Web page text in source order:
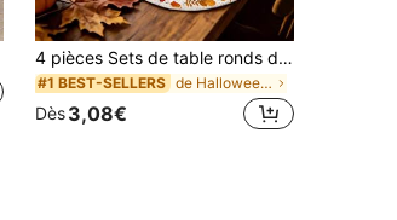
4 pièces Sets de table ronds de récolte d'automne, tapis de table antidérapants et résistants à la chaleur avec design de citrouille, convient pour restaurant, maison, décoration de table de cuisine, accessoires de table d'automne, rassemblement familial, festival de la récolte, Thanksgiving, fournitures pour fête d'Halloween
#1 BEST-SELLERS de Halloween Décorations
Dès3,08€